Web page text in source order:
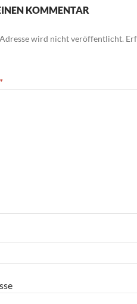
KOMMENTAR
wird nicht veröffentlicht.
*